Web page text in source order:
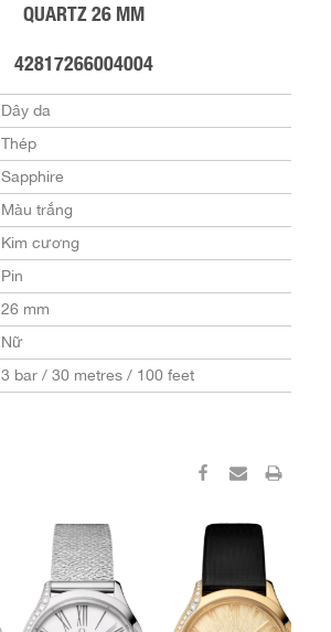
QUARTZ 26 MM
42817266004004
Dây da
Thép
Sapphire
Màu trắng
Kim cương
Pin
26 mm
Nữ
3 bar / 30 metres / 100 feet